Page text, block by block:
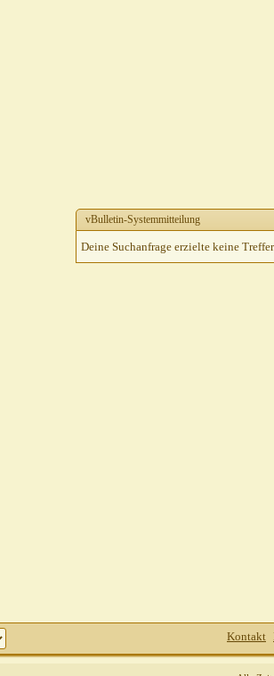
vBulletin-Systemmitteilung
Deine Suchanfrage erzielte keine
Kontakt